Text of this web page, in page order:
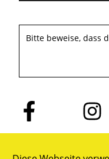
Bitte beweise, dass
Folge
uns
auf
Folge
uns
auf